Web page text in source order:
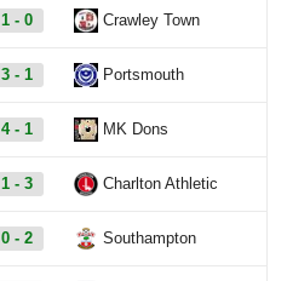
1 - 0 Crawley Town
3 - 1 Portsmouth
4 - 1 MK Dons
1 - 3 Charlton Athletic
0 - 2 Southampton